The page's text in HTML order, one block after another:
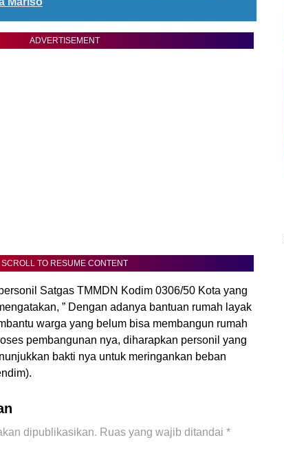
ADVERTISEMENT
SCROLL TO RESUME CONTENT
Satgas TMMDN Kodim 0306/50 Kota yang
” Dengan adanya bantuan rumah layak
warga yang belum bisa membangun rumah
pembangunan nya, diharapkan personil yang
bakti nya untuk meringankan beban
dipublikasikan. Ruas yang wajib ditandai *